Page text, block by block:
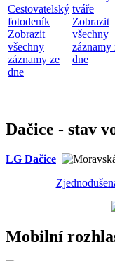
Cestovatelský
fotodeník
Zobrazit
všechny
záznamy ze
dne
tváře
Zobrazit
všechny
záznamy
dne
Dačice - stav
LG Dačice
Mobilní